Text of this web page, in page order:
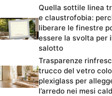
Quella sottile linea
e claustrofobia:
liberare le finestre
essere la svolta per
salotto
Trasparenze
trucco del vetro
plexiglass per
l’arredo nei mesi